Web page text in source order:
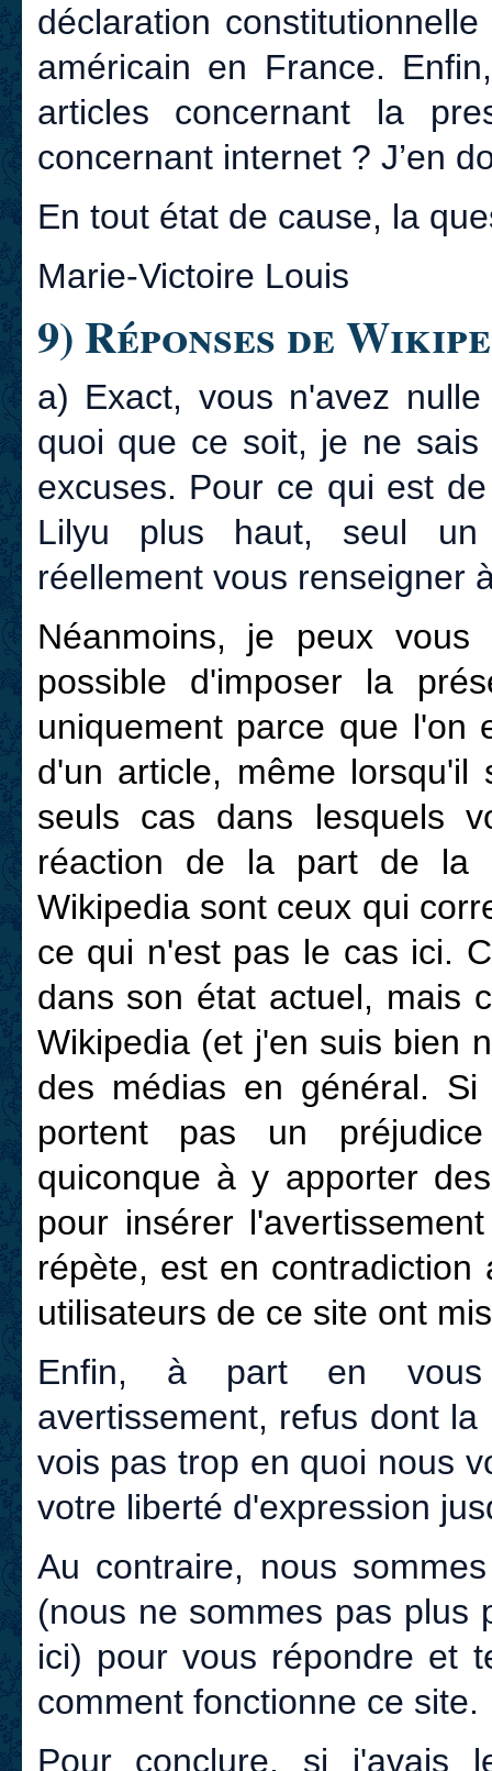
déclaration
américain en France.
articles concernant la
concernant internet ? J’en
En tout état de cause, la
Marie-Victoire Louis
9) Réponses de
a) Exact, vous n'avez
quoi que ce soit, je ne
excuses. Pour ce qui est
Lilyu plus haut, seul un
réellement vous renseigner
Néanmoins, je peux
possible d'imposer la
uniquement parce que l'on
d'un article, même
seuls cas dans lesquels
réaction de la part de la
Wikipedia sont ceux qui
ce qui n'est pas le cas ici.
dans son état actuel, mais
Wikipedia (et j'en suis bien
des médias en général.
portent pas un
quiconque à y apporter
pour insérer
répète, est en
utilisateurs de ce site ont
Enfin, à part en vous
avertissement, refus dont
vois pas trop en quoi nous
votre liberté d'expression
Au contraire, nous
(nous ne sommes pas plus
ici) pour vous répondre et
comment fonctionne ce site.
Pour conclure, si j'avais